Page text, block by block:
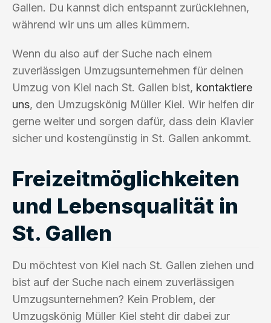
Gallen. Du kannst dich entspannt zurücklehnen,
während wir uns um alles kümmern.
Wenn du also auf der Suche nach einem
zuverlässigen Umzugsunternehmen für deinen
Umzug von Kiel nach St. Gallen bist, kontaktiere
uns, den Umzugskönig Müller Kiel. Wir helfen dir
gerne weiter und sorgen dafür, dass dein Klavier
sicher und kostengünstig in St. Gallen ankommt.
Freizeitmöglichkeiten
und Lebensqualität in
St. Gallen
Du möchtest von Kiel nach St. Gallen ziehen und
bist auf der Suche nach einem zuverlässigen
Umzugsunternehmen? Kein Problem, der
Umzugskönig Müller Kiel steht dir dabei zur